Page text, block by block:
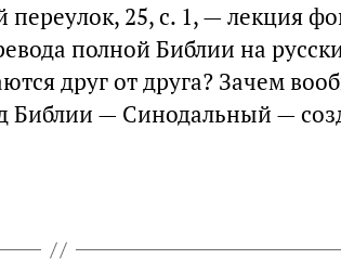
25, с. 1, — лекция
полной Библии на
друг от друга? Зачем
Библии — Синодальный —